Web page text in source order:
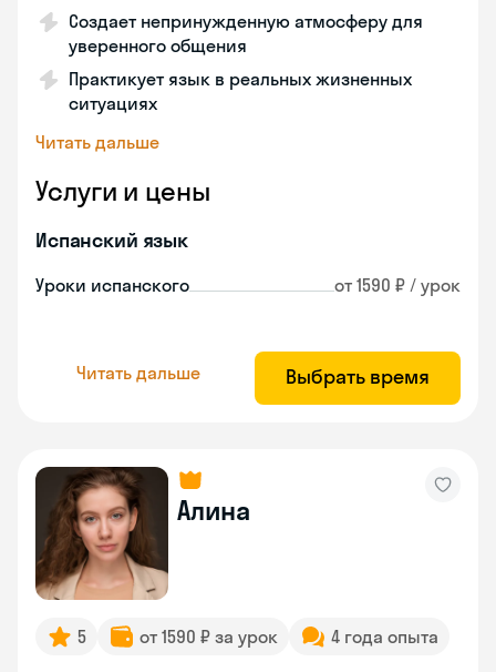
Создает непринужденную атмосферу для
уверенного общения
Практикует язык в реальных жизненных
ситуациях
Читать дальше
Услуги и цены
Испанский язык
Уроки испанского от 1590 ₽ / урок
Читать дальше Выбрать время
Алина
5 от 1590 ₽ за урок 4 года опыта